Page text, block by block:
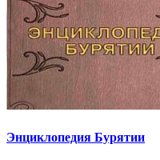
Энциклопедия Бурятии